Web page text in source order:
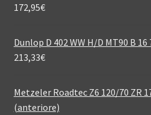
172,95€
Dunlop D 402 WW H/D MT90 B
213,33€
Metzeler Roadtec Z6 120/70 ZR
(anteriore)